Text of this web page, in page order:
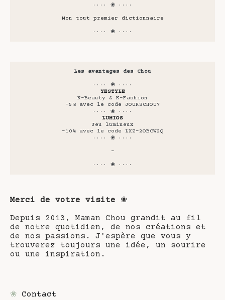
···· ❀ ····
Mon tout premier dictionnaire
···· ❀ ····
Les avantages des Chou
···· ❀ ····
YESTYLE
K-Beauty & K-Fashion
-5% avec le code JOURSCHOU7
···· ❀ ····
LUMIOS
Jeu lumineux
-10% avec le code LXZ-2OBCW2Q
···· ❀ ····
-
···· ❀ ····
Merci de votre visite ❀
Depuis 2013, Maman Chou grandit au fil
de notre quotidien, de nos créations et
de nos passions. J'espère que vous y
trouverez toujours une idée, un sourire
ou une inspiration.
❀ Contact